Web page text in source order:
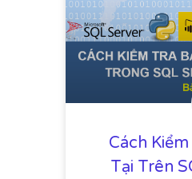
Cách
Tại Trên